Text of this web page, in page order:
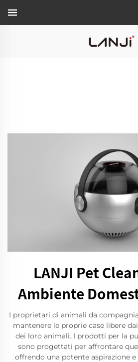
LANJI Pet
Ambiente
I proprietari di animali da
mantenere le proprie case libere
dei loro animali. I prodotti per la
sono progettati per affrontare
offrendo una potente aspirazione